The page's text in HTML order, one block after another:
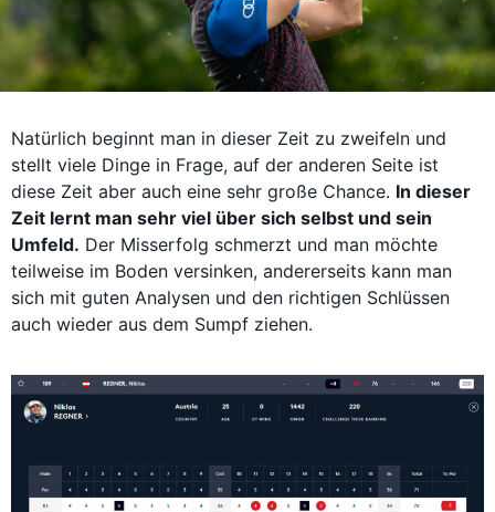
Natürlich beginnt man in dieser Zeit zu zweifeln und
stellt viele Dinge in Frage, auf der anderen Seite ist
diese Zeit aber auch eine sehr große Chance. In dieser
Zeit lernt man sehr viel über sich selbst und sein
Umfeld. Der Misserfolg schmerzt und man möchte
teilweise im Boden versinken, andererseits kann man
sich mit guten Analysen und den richtigen Schlüssen
auch wieder aus dem Sumpf ziehen.